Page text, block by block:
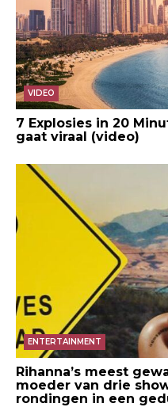
VIDEO
7 Explosies in 20
gaat viraal (video)
ENTERTAINMENT
Rihanna’s meest
moeder van drie
rondingen in een